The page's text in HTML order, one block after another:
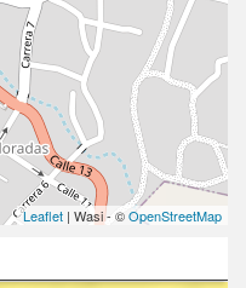
Leaflet | Wasi - ©OpenStreetMap